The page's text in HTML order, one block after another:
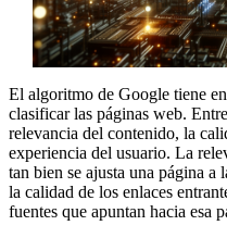
El algoritmo de Google tiene
clasificar las páginas web.
relevancia del contenido, la
experiencia del usuario. La
tan bien se ajusta una página a
la calidad de los enlaces
fuentes que apuntan hacia esa